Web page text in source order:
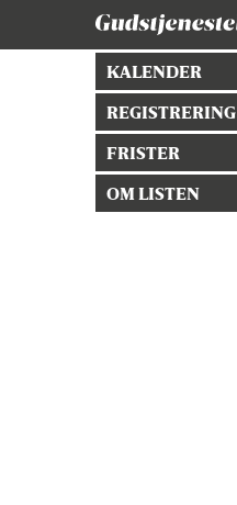
KALENDER
REGISTRERING
FRISTER
OM LISTEN